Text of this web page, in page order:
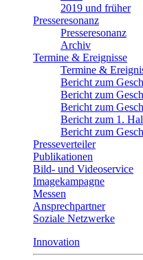
2019 und früher
Presseresonanz
Presseresonanz
Archiv
Termine & Ereignisse
Termine &
Bericht zum
Bericht zum
Bericht zum
Bericht zum 1.
Bericht zum
Presseverteiler
Publikationen
Bild- und Videoservice
Imagekampagne
Messen
Ansprechpartner
Soziale Netzwerke
Innovation